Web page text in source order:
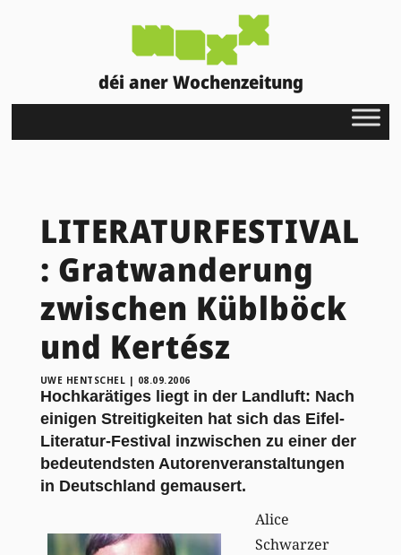
déi aner Wochenzeitung
LITERATURFESTIVAL
: Gratwanderung
zwischen Küblböck
und Kertész
UWE HENTSCHEL | 08.09.2006
Hochkarätiges liegt in der Landluft: Nach
einigen Streitigkeiten hat sich das Eifel-
Literatur-Festival inzwischen zu einer der
bedeutendsten Autorenveranstaltungen
in Deutschland gemausert.
Alice
Schwarzer